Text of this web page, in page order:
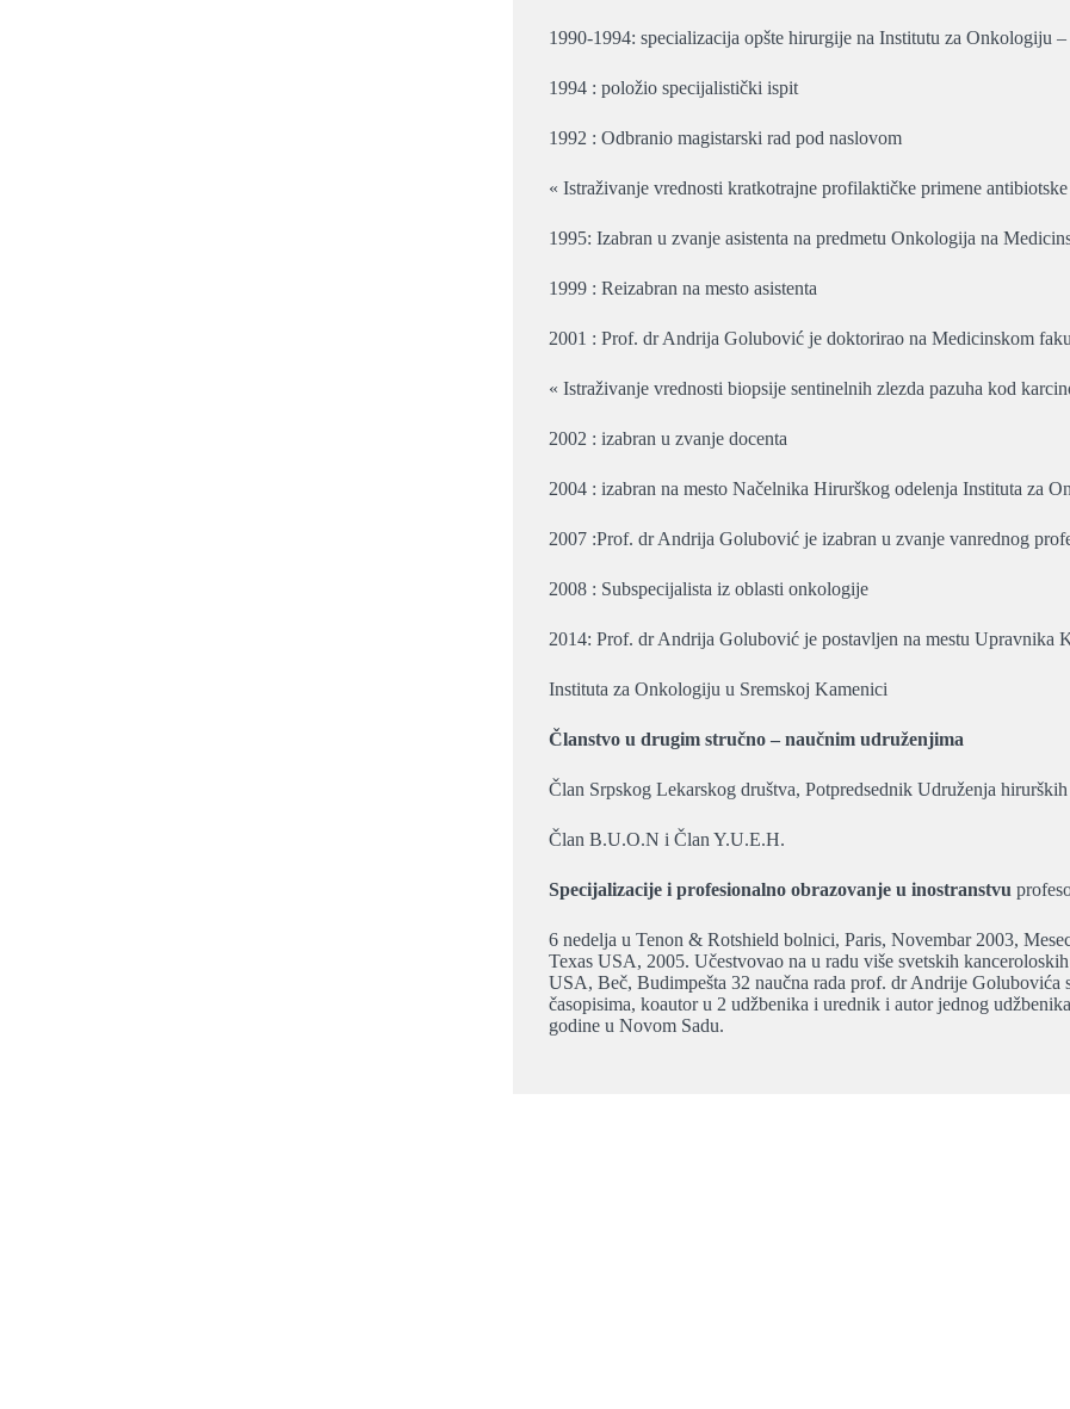
1990-1994: specializacija opšte hirurgije na Institutu za Onkologiju
1994 : položio specijalistički ispit
1992 : Odbranio magistarski rad pod naslovom
« Istraživanje vrednosti kratkotrajne profilaktičke primene
1995: Izabran u zvanje asistenta na predmetu Onkologija na
1999 : Reizabran na mesto asistenta
2001 : Prof. dr Andrija Golubović je doktorirao na Medicinskom
« Istraživanje vrednosti biopsije sentinelnih zlezda pazuha kod
2002 : izabran u zvanje docenta
2004 : izabran na mesto Načelnika Hirurškog odelenja Instituta za
2007 :Prof. dr Andrija Golubović je izabran u zvanje vanrednog
2008 : Subspecijalista iz oblasti onkologije
2014: Prof. dr Andrija Golubović je postavljen na mestu Upravnika
Instituta za Onkologiju u Sremskoj Kamenici
Članstvo u drugim stručno – naučnim udruženjima
Član Srpskog Lekarskog društva, Potpredsednik Udruženja
Član B.U.O.N i Član Y.U.E.H.
Specijalizacije i profesionalno obrazovanje u inostranstvu
6 nedelja u Tenon & Rotshield bolnici, Paris, Novembar 2003,
Texas USA, 2005. Učestvovao na u radu više svetskih
USA, Beč, Budimpešta 32 naučna rada prof. dr Andrije
časopisima, koautor u 2 udžbenika i urednik i autor jednog
godine u Novom Sadu.